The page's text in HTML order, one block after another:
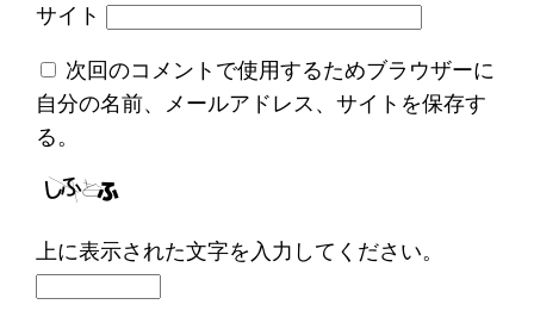
サイト
次回のコメントで使用するためブラウザーに
自分の名前、メールアドレス、サイトを保存す
る。
上に表示された文字を入力してください。